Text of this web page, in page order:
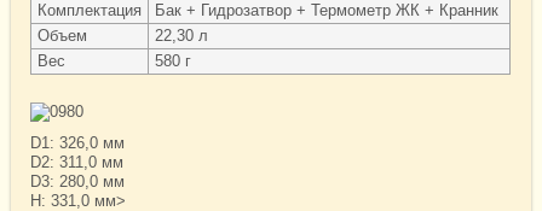
Комплектация
Бак + Гидрозатвор + Термометр ЖК + Кранник
Объем
22,30 л
Вес
580 г
D1: 326,0 мм
D2: 311,0 мм
D3: 280,0 мм
H: 331,0 мм>